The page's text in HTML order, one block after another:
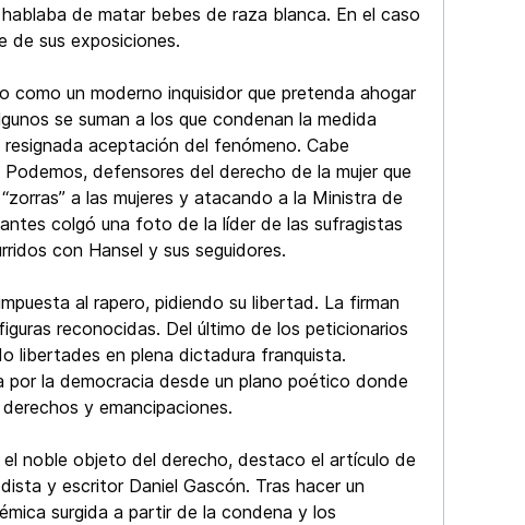
de matar bebes de raza blanca. En el caso
de sus exposiciones.
como un moderno inquisidor que pretenda ahogar
se suman a los que condenan la medida
aceptación del fenómeno. Cabe
defensores del derecho de la mujer que
a las mujeres y atacando a la Ministra de
colgó una foto de la líder de las sufragistas
con Hansel y sus seguidores.
al rapero, pidiendo su libertad. La firman
reconocidas. Del último de los peticionarios
libertades en plena dictadura franquista.
la democracia desde un plano poético donde
y emancipaciones.
noble objeto del derecho, destaco el artículo de
y escritor Daniel Gascón. Tras hacer un
surgida a partir de la condena y los